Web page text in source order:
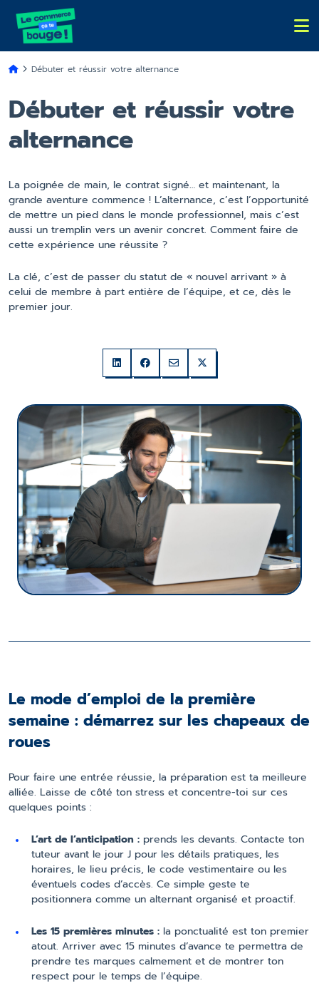
Débuter et réussir votre alternance
Débuter et réussir votre
alternance
La poignée de main, le contrat signé… et maintenant, la
grande aventure commence ! L’alternance, c’est l’opportunité
de mettre un pied dans le monde professionnel, mais c’est
aussi un tremplin vers un avenir concret. Comment faire de
cette expérience une réussite ?
La clé, c’est de passer du statut de « nouvel arrivant » à
celui de membre à part entière de l’équipe, et ce, dès le
premier jour.
Le mode d’emploi de la première
semaine : démarrez sur les chapeaux de
roues
Pour faire une entrée réussie, la préparation est ta meilleure
alliée. Laisse de côté ton stress et concentre-toi sur ces
quelques points :
L’art de l’anticipation : prends les devants. Contacte ton
tuteur avant le jour J pour les détails pratiques, les
horaires, le lieu précis, le code vestimentaire ou les
éventuels codes d’accès. Ce simple geste te
positionnera comme un alternant organisé et proactif.
Les 15 premières minutes : la ponctualité est ton premier
atout. Arriver avec 15 minutes d’avance te permettra de
prendre tes marques calmement et de montrer ton
respect pour le temps de l’équipe.